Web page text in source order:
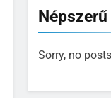
Sorry, no